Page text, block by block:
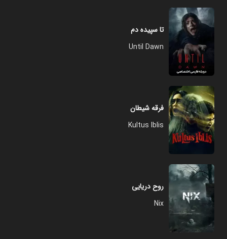
تا سپیده دم
Until Dawn
فرقه شیطان
Kultus Iblis
روح دریایی
Nix